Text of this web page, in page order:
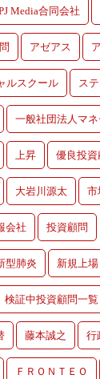
Media合同会社
アゼアス
ルスクール ス
一般社団法人マ
上昇 優良投資
大岩川源太 市
会社 投資顧問
型肺炎 新規上場
検証中投資顧問一覧
藤本誠之 行
ＦＲＯＮＴＥＯ